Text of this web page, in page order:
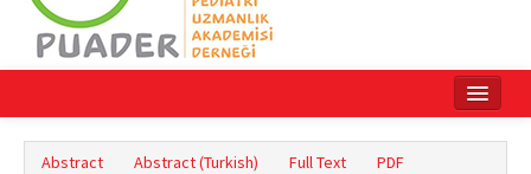
Abstract Abstract (Turkish) Full Text
PDF